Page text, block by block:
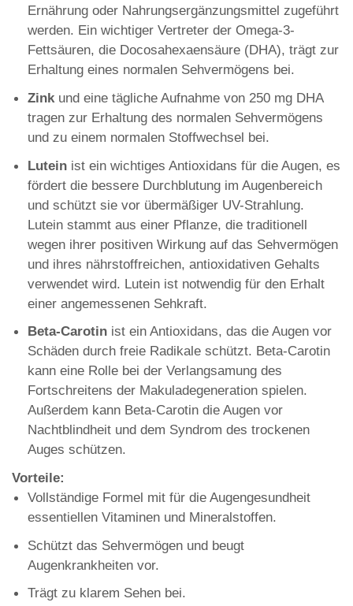
Ernährung oder Nahrungsergänzungsmittel zugeführt
werden. Ein wichtiger Vertreter der Omega-3-
Fettsäuren, die Docosahexaensäure (DHA), trägt zur
Erhaltung eines normalen Sehvermögens bei.
Zink und eine tägliche Aufnahme von 250 mg DHA
tragen zur Erhaltung des normalen Sehvermögens
und zu einem normalen Stoffwechsel bei.
Lutein ist ein wichtiges Antioxidans für die Augen, es
fördert die bessere Durchblutung im Augenbereich
und schützt sie vor übermäßiger UV-Strahlung.
Lutein stammt aus einer Pflanze, die traditionell
wegen ihrer positiven Wirkung auf das Sehvermögen
und ihres nährstoffreichen, antioxidativen Gehalts
verwendet wird. Lutein ist notwendig für den Erhalt
einer angemessenen Sehkraft.
Beta-Carotin ist ein Antioxidans, das die Augen vor
Schäden durch freie Radikale schützt. Beta-Carotin
kann eine Rolle bei der Verlangsamung des
Fortschreitens der Makuladegeneration spielen.
Außerdem kann Beta-Carotin die Augen vor
Nachtblindheit und dem Syndrom des trockenen
Auges schützen.
Vorteile:
Vollständige Formel mit für die Augengesundheit
essentiellen Vitaminen und Mineralstoffen.
Schützt das Sehvermögen und beugt
Augenkrankheiten vor.
Trägt zu klarem Sehen bei.